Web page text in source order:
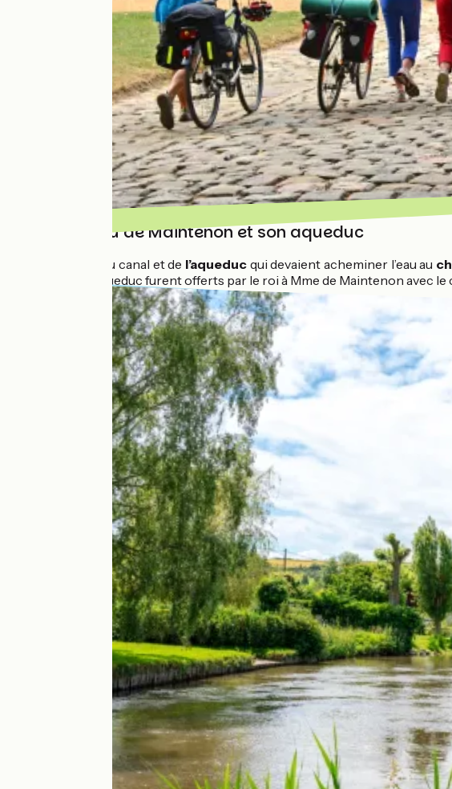
Le château de Maintenon et son aqueduc
Les travaux du canal et de l’aqueduc qui devaient acheminer l’eau au
restes de l'aqueduc furent offerts par le roi à Mme de Maintenon avec